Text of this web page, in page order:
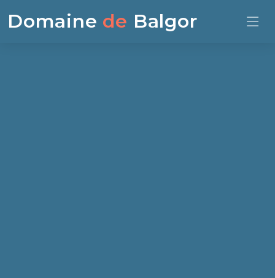
Domaine de Balgor